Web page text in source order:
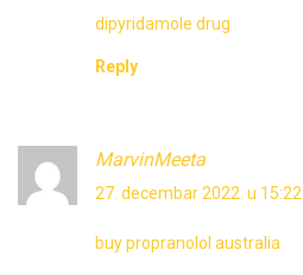
dipyridamole drug
Reply
MarvinMeeta
27. decembar 2022. u 15:22
buy propranolol australia